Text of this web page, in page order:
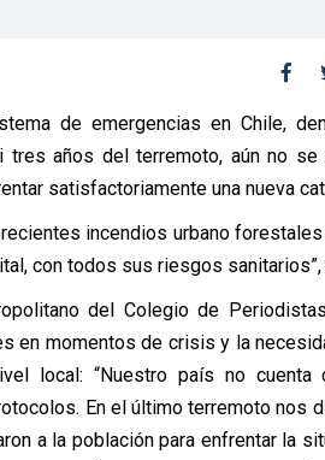
de emergencias en Chile,
tres años del terremoto, aún no
satisfactoriamente una nueva
incendios urbano
con todos sus riesgos sanitarios”,
del Colegio de
en momentos de crisis y la
local: “Nuestro país no
En el último terremoto nos
a la población para enfrentar la